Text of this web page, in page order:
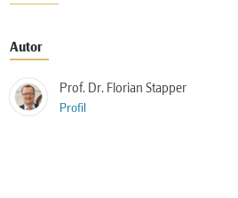
Autor
Prof. Dr. Florian Stapper
Profil